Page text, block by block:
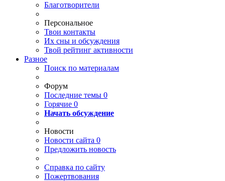
Благотворители
Персональное
Твои контакты
Их сны и обсуждения
Твой рейтинг активности
Разное
Поиск по материалам
Форум
Последние темы 0
Горячие 0
Начать обсуждение
Новости
Новости сайта 0
Предложить новость
Справка по сайту
Пожертвования